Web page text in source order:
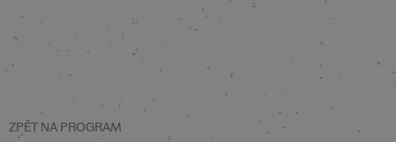
ZPĚT NA PROGRAM